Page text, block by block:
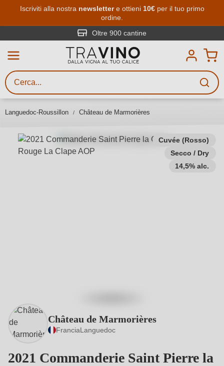
Passa al contenuto principale
Iscriviti alla nostra newslettere ottieni 10€per il tuo primo
ordine.
Oltre 900 cantine
Languedoc-Roussillon Château de Marmorières
Cuvée (Rosso)
Secco / Dry
14,5% alc.
Château de Marmorières
FranciaLanguedoc
2021 Commanderie Saint Pierre la
Ricerca vini
Inserisci almeno 3 caratteri
gusto, occasione, nome del vino,
vitigno, regione, cantina o altri